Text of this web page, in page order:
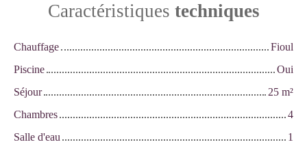
Caractéristiques techniques
Chauffage
Fioul
Piscine
Oui
Séjour
25 m²
Chambres
4
Salle d'eau
1